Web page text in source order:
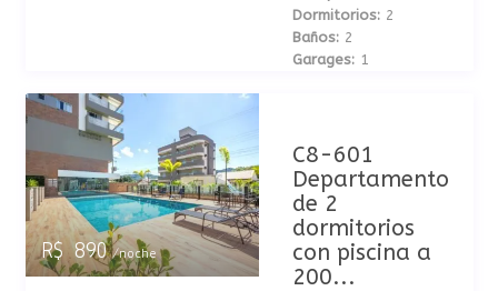
Dormitorios: 2
Baños: 2
Garages: 1
R$ 890/noche
C8-601
Departamento
de 2
dormitorios
con piscina a
200...